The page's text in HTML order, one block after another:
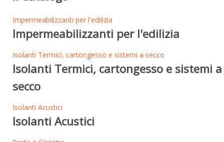
Impermeabilizzanti per l'edilizia
Impermeabilizzanti per l'edilizia
Isolanti Termici, cartongesso e sistemi a secco
Isolanti Termici, cartongesso e sistemi a
secco
Isolanti Acustici
Isolanti Acustici